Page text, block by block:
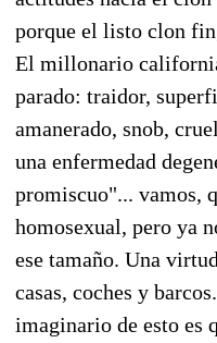
porque el listo clon
El millonario
parado: traidor,
amanerado, snob,
una enfermedad
promiscuo"... vamos,
homosexual, pero ya
ese tamaño. Una
casas, coches y
imaginario de esto es